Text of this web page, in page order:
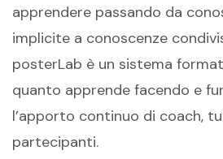
apprendere passando da
implicite a conoscenze
posterLab è un sistema
quanto apprende facendo e
l’apporto continuo di coach,
partecipanti.